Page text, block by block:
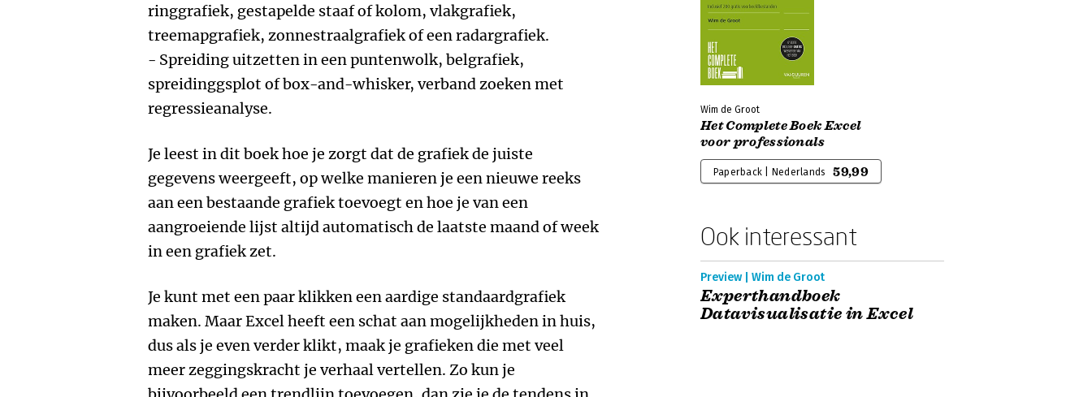
ringgrafiek, gestapelde staaf of kolom, vlakgrafiek,
treemapgrafiek, zonnestraalgrafiek of een radargrafiek.
- Spreiding uitzetten in een puntenwolk, belgrafiek,
spreidinggsplot of box-and-whisker, verband zoeken met
regressieanalyse.
Je leest in dit boek hoe je zorgt dat de grafiek de juiste
gegevens weergeeft, op welke manieren je een nieuwe reeks
aan een bestaande grafiek toevoegt en hoe je van een
aangroeiende lijst altijd automatisch de laatste maand of week
in een grafiek zet.
Je kunt met een paar klikken een aardige standaardgrafiek
maken. Maar Excel heeft een schat aan mogelijkheden in huis,
dus als je even verder klikt, maak je grafieken die met veel
meer zeggingskracht je verhaal vertellen. Zo kun je
Wim de Groot
Het Complete Boek Excel
voor professionals
Paperback | Nederlands 59,99
Ook interessant
Preview | Wim de Groot
Experthandboek
Datavisualisatie in Excel